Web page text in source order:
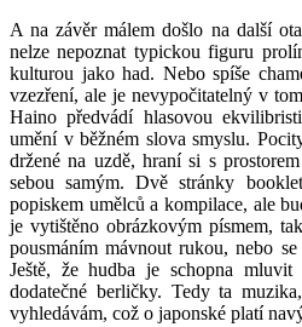
A na závěr málem došlo na další
nelze nepoznat typickou figuru
kulturou jako had. Nebo spíše
vzezření, ale je nevypočitatelný v
Haino předvádí hlasovou
umění v běžném slova smyslu.
držené na uzdě, hraní si s
sebou samým. Dvě stránky
popiskem umělců a kompilace, ale
je vytištěno obrázkovým písmem,
pousmáním mávnout rukou, nebo
Ještě, že hudba je schopna mluvit
dodatečné berličky. Tedy ta
vyhledávám, což o japonské platí